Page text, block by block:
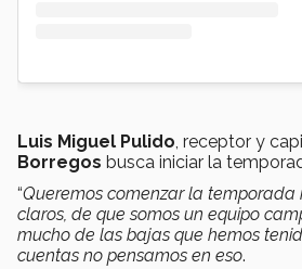
Luis Miguel Pulido, receptor y
Borregos busca iniciar la
“Queremos comenzar la
claros, de que somos un equipo
mucho de las bajas que hemos
cuentas no pensamos en eso.